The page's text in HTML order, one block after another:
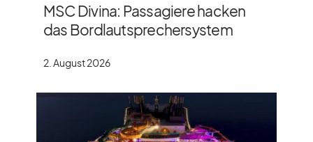
MSC Divina: Passagiere hacken
das Bordlautsprechersystem
2. August 2026